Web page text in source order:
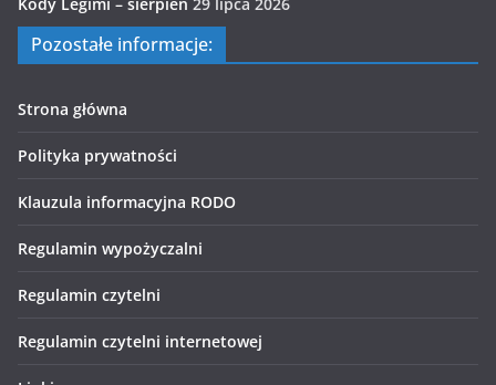
Pozostałe informacje:
Strona główna
Polityka prywatności
Klauzula informacyjna RODO
Regulamin wypożyczalni
Regulamin czytelni
Regulamin czytelni internetowej